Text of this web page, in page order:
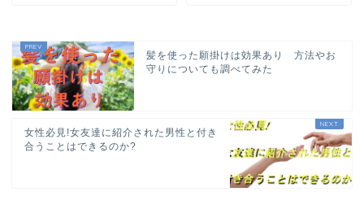
髪を使った願掛けは効果あり 方法やお
守りについても調べてみた
女性必見!女友達に紹介された男性と付き
合うことはできるのか?